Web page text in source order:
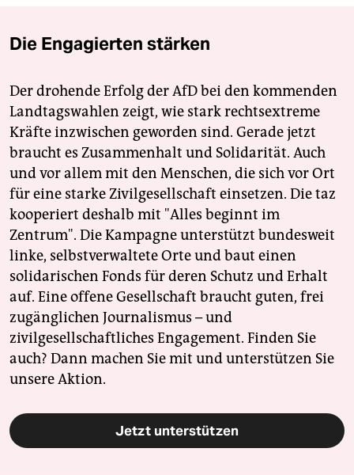
Die Engagierten stärken
Der drohende Erfolg der AfD bei den kommenden
Landtagswahlen zeigt, wie stark rechtsextreme
Kräfte inzwischen geworden sind. Gerade jetzt
braucht es Zusammenhalt und Solidarität. Auch
und vor allem mit den Menschen, die sich vor Ort
für eine starke Zivilgesellschaft einsetzen. Die taz
kooperiert deshalb mit "Alles beginnt im
Zentrum". Die Kampagne unterstützt bundesweit
linke, selbstverwaltete Orte und baut einen
solidarischen Fonds für deren Schutz und Erhalt
auf. Eine offene Gesellschaft braucht guten, frei
zugänglichen Journalismus – und
zivilgesellschaftliches Engagement. Finden Sie
auch? Dann machen Sie mit und unterstützen Sie
unsere Aktion.
Jetzt unterstützen